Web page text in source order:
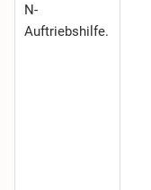
N-
Auftriebshilfe.